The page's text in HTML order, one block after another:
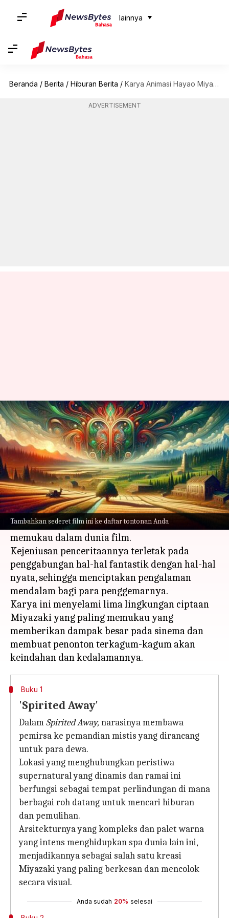
lainnya
Beranda / Berita / Hiburan Berita / Karya Animasi Hayao Miyazaki Yang Paling Mengesankan
ADVERTISEMENT
Tambahkan sederet film ini ke daftar tontonan Anda
Karya Animasi Hayao Miyazaki
Yang Paling Mengesankan
menulis Handoko Mar 21, 2024 10:53 am
Apa ceritanya
Hayao Miyazaki, yang terkenal karena
penguasaannya dalam bidang animasi, Dia telah
menciptakan beberapa semesta yang paling
memukau dalam dunia film.
Kejeniusan penceritaannya terletak pada
penggabungan hal-hal fantastik dengan hal-hal
nyata, sehingga menciptakan pengalaman
mendalam bagi para penggemarnya.
Karya ini menyelami lima lingkungan ciptaan
Miyazaki yang paling memukau yang
memberikan dampak besar pada sinema dan
membuat penonton terkagum-kagum akan
Buku 1
'Spirited Away'
DalamSpirited Away, narasinya membawa
pemirsa ke pemandian mistis yang dirancang
untuk para dewa.
Lokasi yang menghubungkan peristiwa
supernatural yang dinamis dan ramai ini
berfungsi sebagai tempat perlindungan di mana
berbagai roh datang untuk mencari hiburan
dan pemulihan.
Arsitekturnya yang kompleks dan palet warna
yang intens menghidupkan spa dunia lain ini,
menjadikannya sebagai salah satu kreasi
Miyazaki yang paling berkesan dan mencolok
secara visual.
Anda sudah 20% selesai